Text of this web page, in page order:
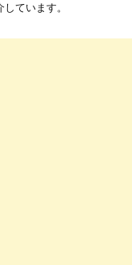
ています。